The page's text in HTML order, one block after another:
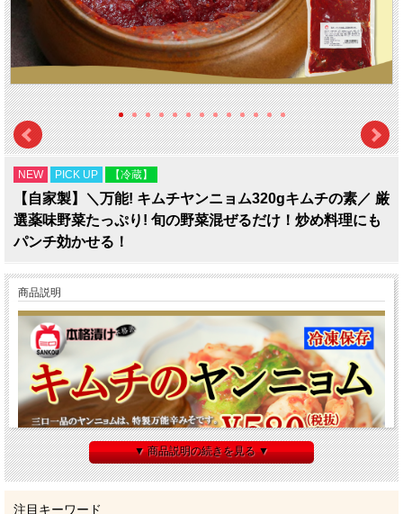
NEW PICK UP 【冷蔵】
【自家製】＼万能! キムチヤンニョム320gキムチの素／ 厳
選薬味野菜たっぷり! 旬の野菜混ぜるだけ！炒め料理にも
パンチ効かせる！
商品説明
▼ 商品説明の続きを見る ▼
注目キーワード